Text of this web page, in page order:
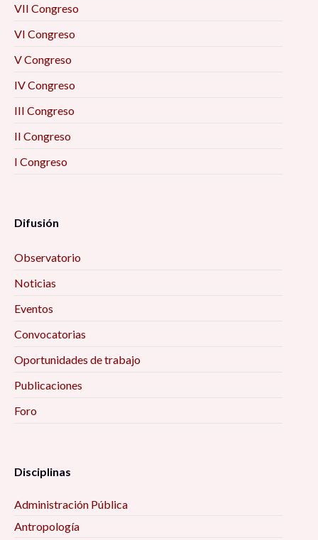
VII Congreso
VI Congreso
V Congreso
IV Congreso
III Congreso
II Congreso
I Congreso
Difusión
Observatorio
Noticias
Eventos
Convocatorias
Oportunidades de trabajo
Publicaciones
Foro
Disciplinas
Administración Pública
Antropología